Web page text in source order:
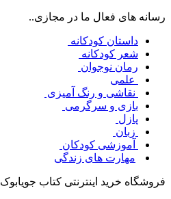
رسانه های فعال ما در مجازی..
داستان کودکانه
شعر کودکانه
رمان نوجوان
علمی
نقاشی و رنگ آمیزی
بازی و سرگرمی
پازل
زبان
آموزشی کودکان
مهارت های زندگی
فروشگاه خرید اینترنتی کتاب جویابوک